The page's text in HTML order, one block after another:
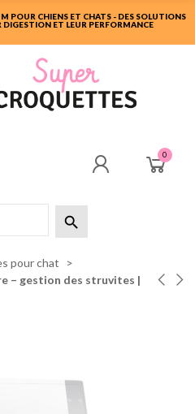
POUR CHIENS ET CHATS - DES SOLUTIONS
DIGESTION ET LEUR PERFORMANCE
0

pour chat
– gestion des struvites |